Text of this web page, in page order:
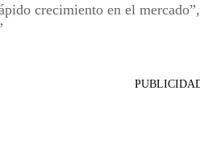
crecimiento en el